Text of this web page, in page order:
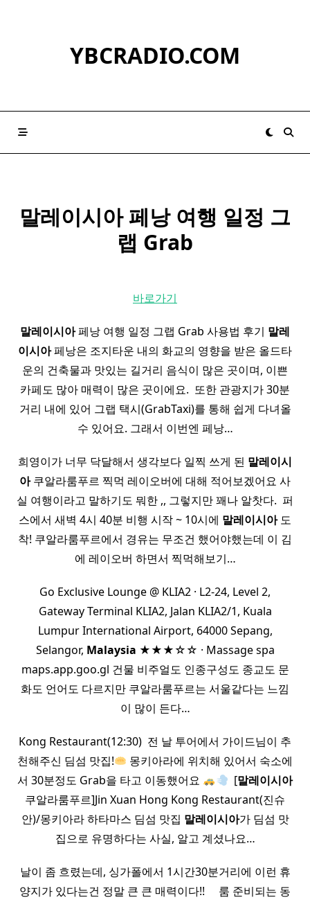
YBCRADIO.COM
말레이시아페낭 여행 일정 그
랩 Grab
바로가기
말레이시아페낭 여행 일정 그랩 Grab 사용법 후기 말레
이시아페낭은 조지타운 내의 화교의 영향을 받은 올드타
운의 건축물과 맛있는 길거리 음식이 많은 곳이며, 이쁜
카페도 많아 매력이 많은 곳이에요. ​ 또한 관광지가 30분
거리 내에 있어 그랩 택시(GrabTaxi)를 통해 쉽게 다녀올
수 있어요. 그래서 이번엔 페낭…
희영이가 너무 닥달해서 생각보다 일찍 쓰게 된 말레이시
아쿠알라룸푸르 찍먹 레이오버에 대해 적어보겠어요 사
실 여행이라고 말하기도 뭐한 ,, 그렇지만 꽤나 알찻다. ​ 퍼
스에서 새벽 4시 40분 비행 시작 ~ 10시에 말레이시아도
착! 쿠알라룸푸르에서 경유는 무조건 했어야했는데 이 김
에 레이오버 하면서 찍먹해보기…
Go Exclusive Lounge @ KLIA2 · L2-24, Level 2,
Gateway Terminal KLIA2, Jalan KLIA2/1, Kuala
Lumpur International Airport, 64000 Sepang,
Selangor, Malaysia ★★★☆☆ · Massage spa
maps.app.goo.gl 건물 비주얼도 인종구성도 종교도 문
화도 언어도 다르지만 쿠알라룸푸르는 서울같다는 느낌
이 많이 든다…
Kong Restaurant(12:30) ​ 전 날 투어에서 가이드님이 추
천해주신 딤섬 맛집!
몽키아라에 위치해 있어서 숙소에
서 30분정도 Grab을 타고 이동했어요
​ [말레이시아
쿠알라룸푸르]Jin Xuan Hong Kong Restaurant(진슈
안)/몽키아라 하타마스 딤섬 맛집 말레이시아가 딤섬 맛
집으로 유명하다는 사실, 알고 계셨나요…
날이 좀 흐렸는데, 싱가폴에서 1시간30분거리에 이런 휴
양지가 있다는건 정말 큰 큰 매력이다!! ​ ​ ​ ​ 룸 준비되는 동